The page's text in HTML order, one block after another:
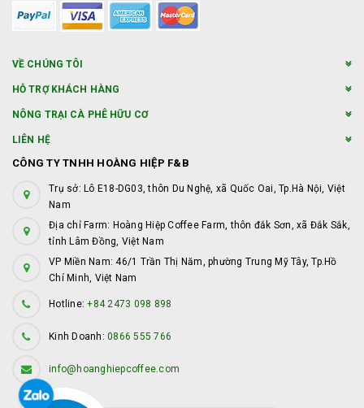
VỀ CHÚNG TÔI
HỖ TRỢ KHÁCH HÀNG
NÔNG TRẠI CÀ PHÊ HỮU CƠ
LIÊN HỆ
CÔNG TY TNHH HOÀNG HIỆP F&B
Trụ sở: Lô E18-DG03, thôn Du Nghệ, xã Quốc Oai, Tp.Hà Nội, Việt
Nam
Địa chỉ Farm: Hoàng Hiệp Coffee Farm, thôn đắk Sơn, xã Đắk Sắk,
tỉnh Lâm Đồng, Việt Nam
VP Miền Nam: 46/1 Trần Thị Năm, phường Trung Mỹ Tây, Tp.Hồ
Chí Minh, Việt Nam
Hotline:+84 2473 098 898
Kinh Doanh: 0866 555 766
info@hoanghiepcoffee.com